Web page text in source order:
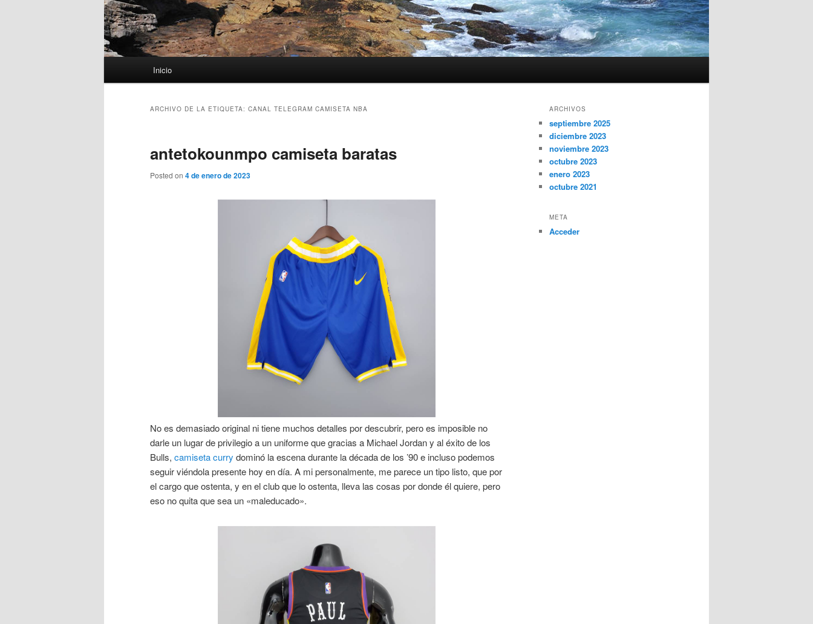
Inicio
ARCHIVO DE LA ETIQUETA: CANAL TELEGRAM CAMISETA NBA
antetokounmpo camiseta baratas
Posted on 4 de enero de 2023
No es demasiado original ni tiene muchos detalles por descubrir, pero es imposible no
darle un lugar de privilegio a un uniforme que gracias a Michael Jordan y al éxito de los
Bulls, camiseta curry dominó la escena durante la década de los ’90 e incluso podemos
seguir viéndola presente hoy en día. A mi personalmente, me parece un tipo listo, que por
el cargo que ostenta, y en el club que lo ostenta, lleva las cosas por donde él quiere, pero
eso no quita que sea un «maleducado».
ARCHIVOS
septiembre 2025
diciembre 2023
noviembre 2023
octubre 2023
enero 2023
octubre 2021
META
Acceder